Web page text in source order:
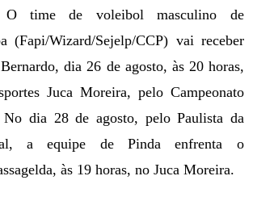
time de voleibol masculino de
(Fapi/Wizard/Sejelp/CCP) vai receber
dia 26 de agosto, às 20 horas,
Juca Moreira, pelo Campeonato
dia 28 de agosto, pelo Paulista da
a equipe de Pinda enfrenta o
às 19 horas, no Juca Moreira.